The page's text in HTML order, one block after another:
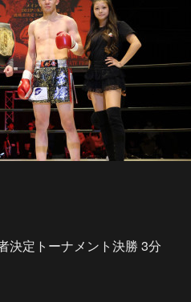
定トーナメント決勝 3分